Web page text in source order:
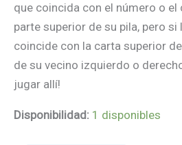
que coincida con el número o
parte superior de su pila, pero
coincide con la carta superior
de su vecino izquierdo o
jugar allí!
Disponibilidad: 1 disponibles